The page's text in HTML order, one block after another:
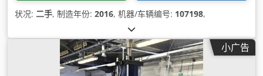
状况: 二手, 制造年份: 2016, 机器/车辆编号: 107198,
小广告